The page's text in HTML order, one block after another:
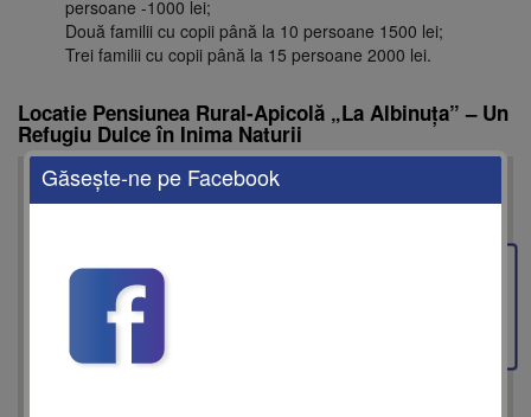
persoane -1000 lei;
Două familii cu copii până la 10 persoane 1500 lei;
Trei familii cu copii până la 15 persoane 2000 lei.
Locatie Pensiunea Rural-Apicolă „La Albinuța” – Un
Refugiu Dulce în Inima Naturii
Do you own this website?
Găseşte-ne pe Facebook